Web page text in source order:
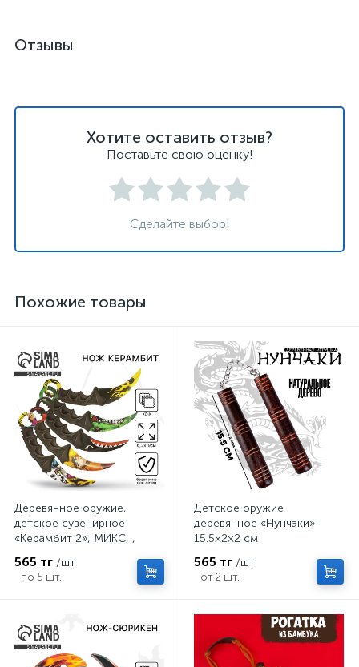
Отзывы
Хотите оставить отзыв?
Поставьте свою оценку!
Сделайте выбор!
Похожие товары
Деревянное оружие,
детское сувенирное
«Керамбит 2», МИКС, ,
565 тг /шт
по 5 шт.
Детское оружие
деревянное «Нунчаки»
15.5×2×2 см
565 тг /шт
от 2 шт.